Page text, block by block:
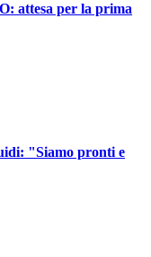
attesa per la prima
"Siamo pronti e